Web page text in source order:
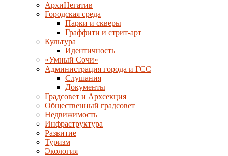
АрхиНегатив
Городская среда
Парки и скверы
Граффити и стрит-арт
Культура
Идентичность
«Умный Сочи»
Администрация города и ГСС
Слушания
Документы
Градсовет и Архсекция
Общественный градсовет
Недвижимость
Инфраструктура
Развитие
Туризм
Экология